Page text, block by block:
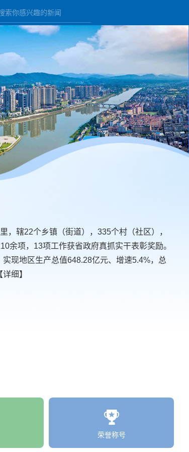
，辖22个乡镇（街道），335个村（社区），
余项，13项工作获省政府真抓实干表彰奖励。
现地区生产总值648.28亿元、增速5.4%，总
详细】
荣誉称号